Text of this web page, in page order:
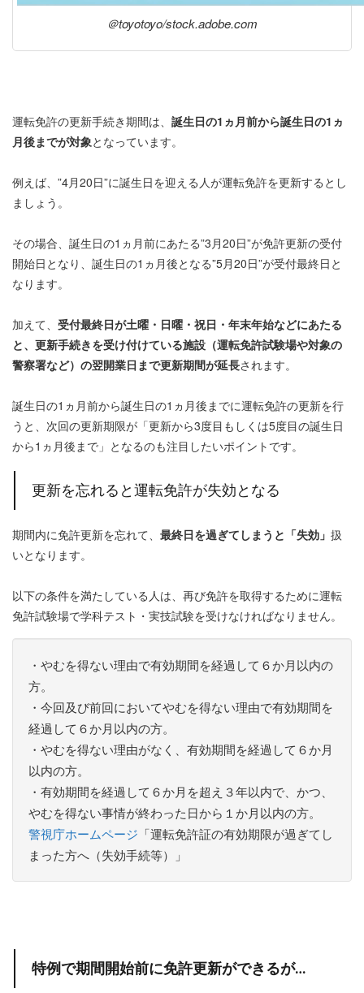
＠toyotoyo/stock.adobe.com
運転免許の更新手続き期間は、 誕生日の1ヵ月前から誕生日の1ヵ
月後までが対象となっています。
例えば、”4月20日”に誕生日を迎える人が運転免許を更新するとし
ましょう。
その場合、誕生日の1ヵ月前にあたる”3月20日”が免許更新の受付
開始日となり、誕生日の1ヵ月後となる”5月20日”が受付最終日と
なります。
加えて、 受付最終日が土曜・日曜・祝日・年末年始などにあたる
と、更新手続きを受け付けている施設（運転免許試験場や対象の
警察署など）の翌開業日まで更新期間が延長されます。
誕生日の1ヵ月前から誕生日の1ヵ月後までに運転免許の更新を行
うと、次回の更新期限が「更新から3度目もしくは5度目の誕生日
から1ヵ月後まで」となるのも注目したいポイントです。
更新を忘れると運転免許が失効となる
期間内に免許更新を忘れて、 最終日を過ぎてしまうと「失効」 扱
いとなります。
以下の条件を満たしている人は、再び免許を取得するために運転
免許試験場で学科テスト・実技試験を受けなければなりません。
・やむを得ない理由で有効期間を経過して６か月以内の
方。
・今回及び前回においてやむを得ない理由で有効期間を
経過して６か月以内の方。
・やむを得ない理由がなく、有効期間を経過して６か月
以内の方。
・有効期間を経過して６か月を超え３年以内で、かつ、
やむを得ない事情が終わった日から１か月以内の方。
警視庁ホームページ 「運転免許証の有効期限が過ぎてし
まった方へ（失効手続等）」
特例で期間開始前に免許更新ができるが…